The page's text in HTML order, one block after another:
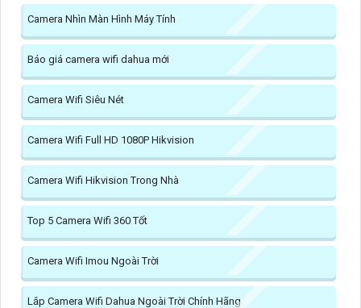
Camera Nhìn Màn Hình Máy Tính
Báo giá camera wifi dahua mới
Camera Wifi Siêu Nét
Camera Wifi Full HD 1080P Hikvision
Camera Wifi Hikvision Trong Nhà
Top 5 Camera Wifi 360 Tốt
Camera Wifi Imou Ngoài Trời
Lắp Camera Wifi Dahua Ngoài Trời Chính Hãng